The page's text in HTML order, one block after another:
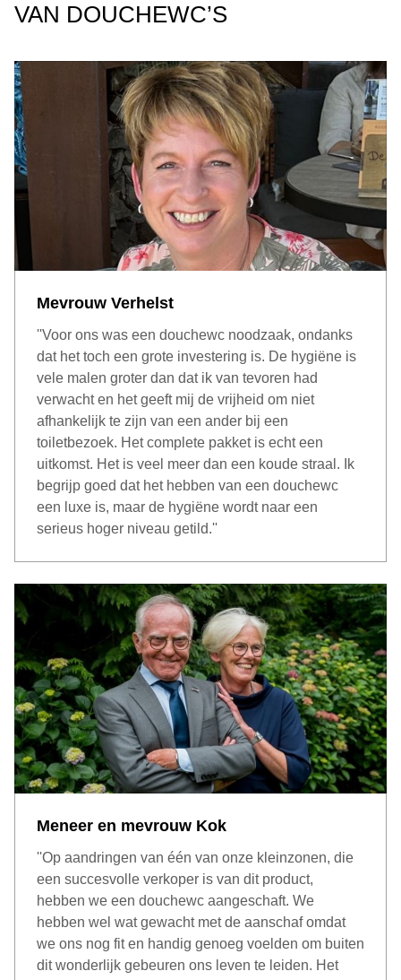
VAN DOUCHEWC’S
Mevrouw Verhelst
''Voor ons was een douchewc noodzaak, ondanks
dat het toch een grote investering is. De hygiëne is
vele malen groter dan dat ik van tevoren had
verwacht en het geeft mij de vrijheid om niet
afhankelijk te zijn van een ander bij een
toiletbezoek. Het complete pakket is echt een
uitkomst. Het is veel meer dan een koude straal. Ik
begrijp goed dat het hebben van een douchewc
een luxe is, maar de hygiëne wordt naar een
serieus hoger niveau getild.''
Meneer en mevrouw Kok
''Op aandringen van één van onze kleinzonen, die
een succesvolle verkoper is van dit product,
hebben we een douchewc aangeschaft. We
hebben wel wat gewacht met de aanschaf omdat
we ons nog fit en handig genoeg voelden om buiten
dit wonderlijk gebeuren ons leven te leiden. Het